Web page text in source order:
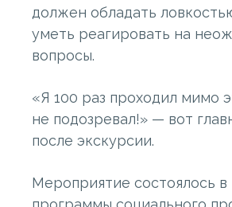
должен обладать
уметь реагировать на
вопросы.
«Я 100 раз проходил мимо
не подозревал!» — вот
после экскурсии.
Мероприятие состоялось в